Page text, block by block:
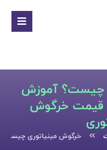
چیست؟ آموزش
قیمت خرگوش
خرگوش مینیاتوری